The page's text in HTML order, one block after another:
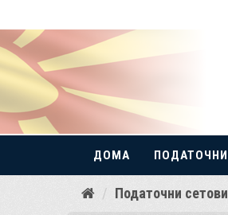
Прескокнете
ДОМА
Податочни сетови